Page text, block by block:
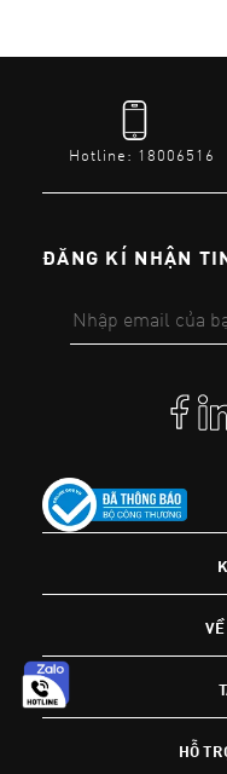
Hotline: 18006516
ĐĂNG KÍ NHẬN
HỖ